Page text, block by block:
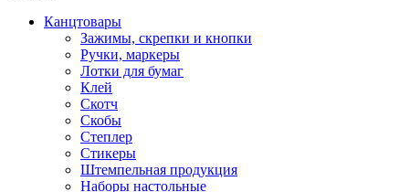
Канцтовары
Зажимы, скрепки и кнопки
Ручки, маркеры
Лотки для бумаг
Клей
Скотч
Скобы
Степлер
Стикеры
Штемпельная продукция
Наборы настольные